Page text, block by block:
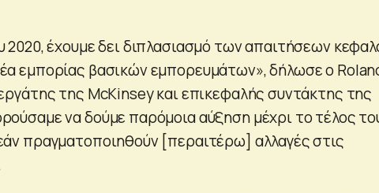
2020, έχουμε δει διπλασιασμό των απαιτήσεων
εμπορίας βασικών εμπορευμάτων», δήλωσε ο
της McKinsey και επικεφαλής συντάκτης της
να δούμε παρόμοια αύξηση μέχρι το τέλος
πραγματοποιηθούν [περαιτέρω] αλλαγές στις